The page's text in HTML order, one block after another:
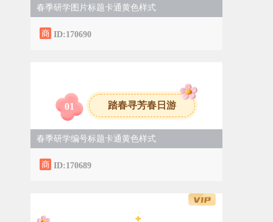
春季研学图片标题卡通黄色样式
ID:170690
01 踏春寻芳春日游
春季研学编号标题卡通黄色样式
ID:170689